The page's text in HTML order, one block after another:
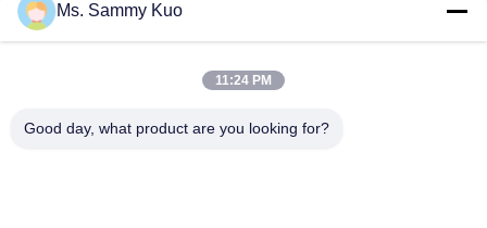
6W telecomandato DC12V POM Nozzle Scent Diffuser
Machine
Diffusore elettrico portatile rosso dell'aroma della stanza
Ms. Sammy Kuo
11:24 PM
Good day, what product are you looking for?